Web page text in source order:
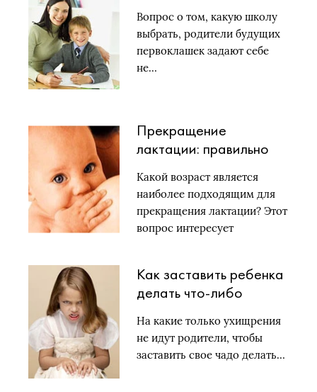
Вопрос о том, какую школу
выбрать, родители будущих
первоклашек задают себе
не…
Прекращение
лактации: правильно
груди
Какой возраст является
наиболее подходящим для
прекращения лактации? Этот
вопрос интересует
Как заставить ребенка
делать что-либо
На какие только ухищрения
не идут родители, чтобы
заставить свое чадо делать…